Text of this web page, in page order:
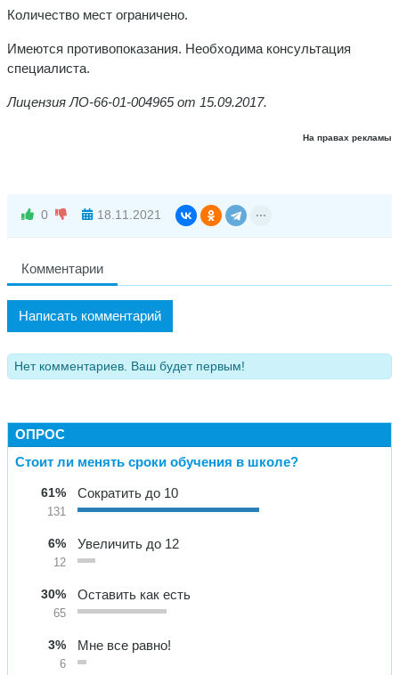
Количество мест ограничено.
Имеются противопоказания. Необходима консультация
специалиста.
Лицензия ЛО-66-01-004965 от 15.09.2017.
На правах рекламы
0 18.11.2021
Комментарии
Написать комментарий
Нет комментариев. Ваш будет первым!
ОПРОС
Стоит ли менять сроки обучения в школе?
61%
131
Сократить до 10
6%
12
Увеличить до 12
30%
65
Оставить как есть
3%
6
Мне все равно!